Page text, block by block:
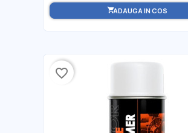
shopping_cartADAUGA IN COS
favorite_border